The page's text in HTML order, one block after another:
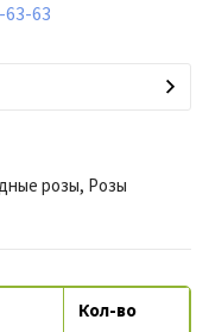
63-63
розы, Розы
Кол-во